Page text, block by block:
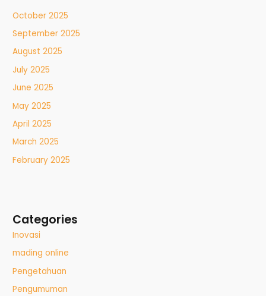
October 2025
September 2025
August 2025
July 2025
June 2025
May 2025
April 2025
March 2025
February 2025
Categories
Inovasi
mading online
Pengetahuan
Pengumuman